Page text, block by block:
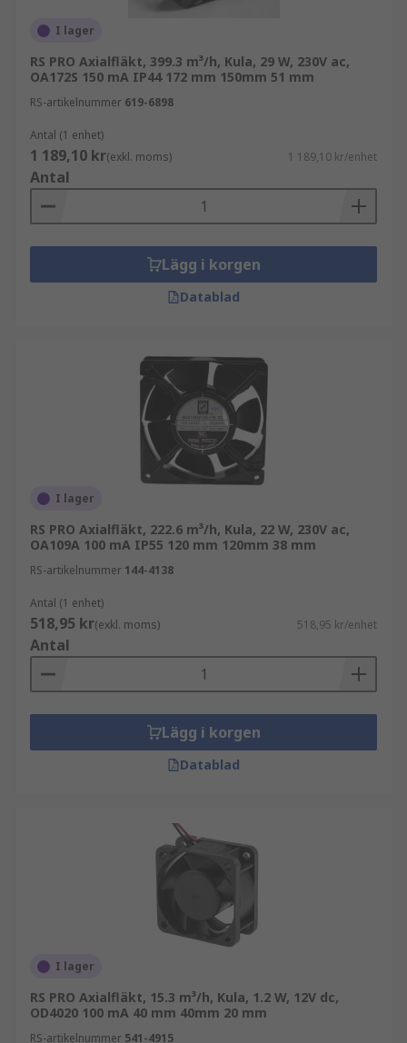
I lager
RS PRO Axialfläkt, 399.3 m³/h, Kula, 29 W, 230V ac,
OA172S 150 mA IP44 172 mm 150mm 51 mm
RS-artikelnummer 619-6898
Antal (1 enhet)
1 189,10 kr(exkl. moms) 1 189,10 kr/enhet
Antal
Lägg i korgen
Datablad
I lager
RS PRO Axialfläkt, 222.6 m³/h, Kula, 22 W, 230V ac,
OA109A 100 mA IP55 120 mm 120mm 38 mm
RS-artikelnummer 144-4138
Antal (1 enhet)
518,95 kr(exkl. moms) 518,95 kr/enhet
Antal
Lägg i korgen
Datablad
I lager
RS PRO Axialfläkt, 15.3 m³/h, Kula, 1.2 W, 12V dc,
OD4020 100 mA 40 mm 40mm 20 mm
RS-artikelnummer 541-4915